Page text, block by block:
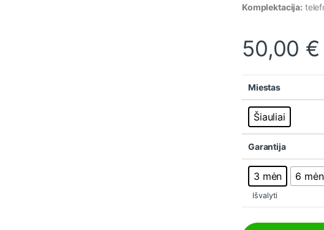
Komplektacija:
50,00 €
Miestas
Šiauliai
Garantija
3 mėn 6 mėn
Išvalyti